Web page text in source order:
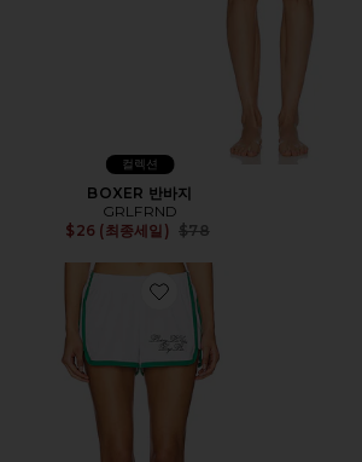
컬렉션
BOXER 반바지
GRLFRND
$26 (최종세일) Previous price:
$78
Favorite LIVING LA VIDA 런닝